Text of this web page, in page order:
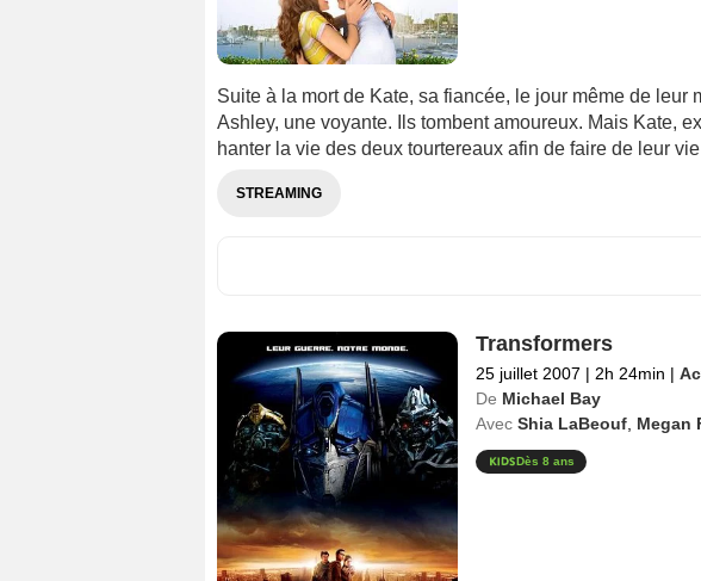
Suite à la mort de Kate, sa fiancée, le jour même de leur
Ashley, une voyante. Ils tombent amoureux. Mais Kate,
hanter la vie des deux tourtereaux afin de faire de leur
STREAMING
Transformers
25 juillet 2007 | 2h 24min |
De Michael Bay
Avec Shia LaBeouf, Megan
Dès 8 ans